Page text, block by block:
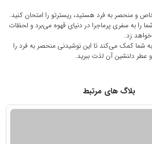
بلاگ های مرتبط
با طعمی جالب برای دوست‌داران قهوه قوی
تجربه‌ای متفاوت از آنچه با عربیکا می‌شناسیم ارائه...